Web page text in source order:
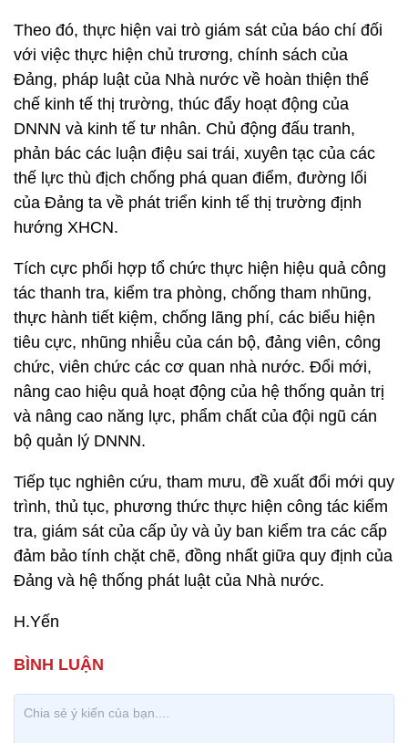
Theo đó, thực hiện vai trò giám sát của báo chí đối
với việc thực hiện chủ trương, chính sách của
Đảng, pháp luật của Nhà nước về hoàn thiện thể
chế kinh tế thị trường, thúc đẩy hoạt động của
DNNN và kinh tế tư nhân. Chủ động đấu tranh,
phản bác các luận điệu sai trái, xuyên tạc của các
thế lực thù địch chống phá quan điểm, đường lối
của Đảng ta về phát triển kinh tế thị trường định
hướng XHCN.
Tích cực phối hợp tổ chức thực hiện hiệu quả công
tác thanh tra, kiểm tra phòng, chống tham nhũng,
thực hành tiết kiệm, chống lãng phí, các biểu hiện
tiêu cực, nhũng nhiễu của cán bộ, đảng viên, công
chức, viên chức các cơ quan nhà nước. Đổi mới,
nâng cao hiệu quả hoạt động của hệ thống quản trị
và nâng cao năng lực, phẩm chất của đội ngũ cán
bộ quản lý DNNN.
Tiếp tục nghiên cứu, tham mưu, đề xuất đổi mới quy
trình, thủ tục, phương thức thực hiện công tác kiểm
tra, giám sát của cấp ủy và ủy ban kiểm tra các cấp
đảm bảo tính chặt chẽ, đồng nhất giữa quy định của
Đảng và hệ thống phát luật của Nhà nước.
H.Yến